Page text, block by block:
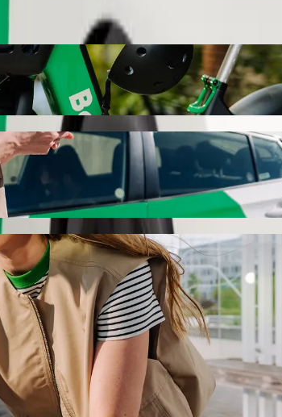
მდე Bolt-ით
Centre-მდე გადაადგილების საუკეთესო
ჩვენ შენთვის შესაფერის ავტომობილს
Centre-მდე მისასვლელად
წაყვანა შეიძლება.